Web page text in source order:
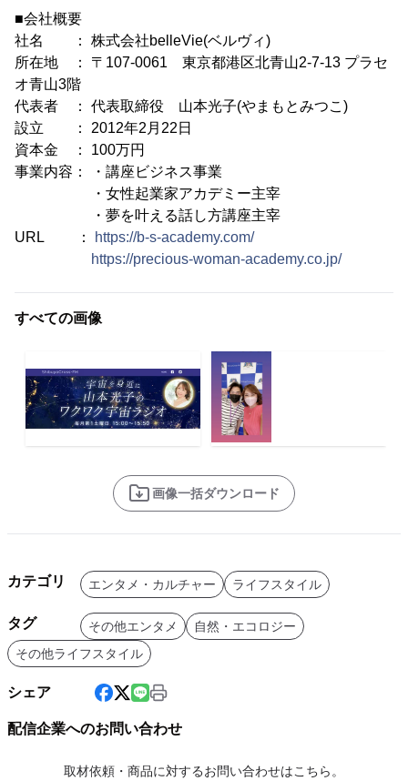
■会社概要
社名 ： 株式会社belleVie(ベルヴィ)
所在地 ： 〒107-0061 東京都港区北青山2-7-13 プラセ
オ青山3階
代表者 ： 代表取締役 山本光子(やまもとみつこ)
設立 ： 2012年2月22日
資本金 ： 100万円
事業内容： ・講座ビジネス事業
・女性起業家アカデミー主宰
・夢を叶える話し方講座主宰
URL ：
https://b-s-academy.com/
https://precious-woman-academy.co.jp/
すべての画像
画像一括ダウンロード
カテゴリ エンタメ・カルチャー ライフスタイル
タグ その他エンタメ
自然・エコロジー
その他ライフスタイル
シェア
配信企業へのお問い合わせ
取材依頼・商品に対するお問い合わせはこちら。